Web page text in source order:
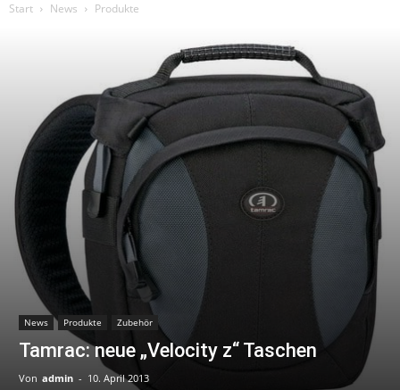
Start News Produkte
News Produkte Zubehör
Tamrac: neue „Velocity z“ Taschen
Von admin - 10. April 2013